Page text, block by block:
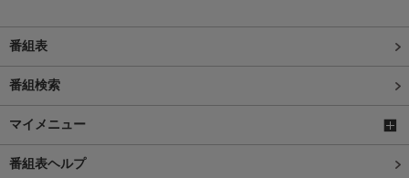
番組表
番組検索
マイメニュー
番組表ヘルプ